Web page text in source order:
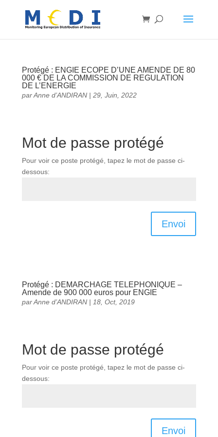
Protégé : ENGIE ECOPE D’UNE AMENDE DE 80
000 € DE LA COMMISSION DE REGULATION
DE L’ENERGIE
parAnne d’ANDIRAN| 29, Juin, 2022
Mot de passe protégé
Pour voir ce poste protégé, tapez le mot de passe ci-
dessous:
Envoi
Protégé : DEMARCHAGE TELEPHONIQUE –
Amende de 900 000 euros pour ENGIE
parAnne d’ANDIRAN| 18, Oct, 2019
Mot de passe protégé
Pour voir ce poste protégé, tapez le mot de passe ci-
dessous:
Envoi